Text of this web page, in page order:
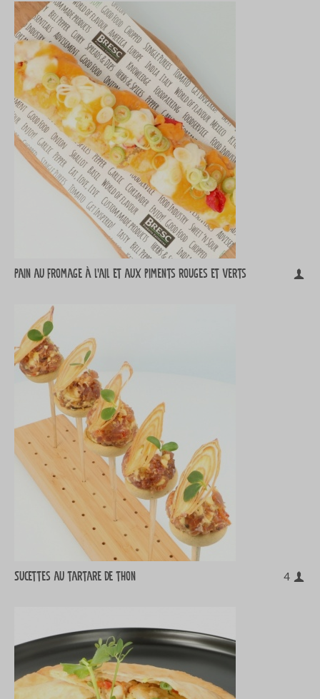
Pain au fromage à l'ail et aux piments rouges et verts
Sucettes au tartare de thon 4